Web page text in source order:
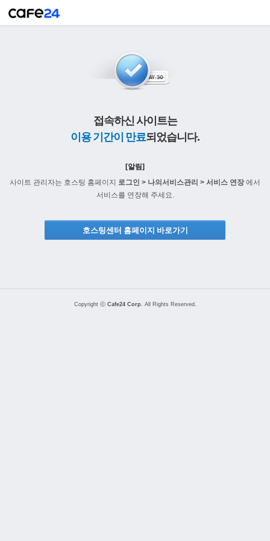
접속하신 사이트는
이용 기간이 만료되었습니다.
[알림]
사이트 관리자는 호스팅 홈페이지 로그인 > 나의서비스관리 > 서비스 연장에서
서비스를 연장해 주세요.
호스팅센터 홈페이지 바로가기
Copyright ⓒ Cafe24 Corp. All Rights Reserved.